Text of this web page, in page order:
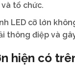
tổ chức.
LED cỡ lớn
thông điệp và
hiện có